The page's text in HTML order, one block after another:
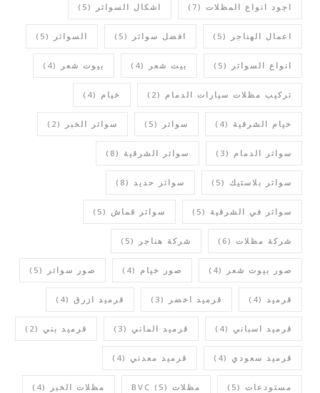
اجود انواع المظلات (7) اشكال السواتر (5)
اعمال الهناجر (5) افضل سواتر (5) السواتر (5)
انواع السواتر (5) بيت شعر (4) بيوت شعر (4)
تركيب مظلات سيارات الدمام (2) خيام (4)
خيام الشرقية (4) سواتر (5) سواتر الخبر (2)
سواتر الدمام (3) سواتر الشرقية (8)
سواتر بلاستيك (5) سواتر حديد (8)
سواتر في الشرقية (5) سواتر قماش (5)
شركة مظلات (6) شركة هناجر (5)
صور بيوت شعر (4) صور خيام (4) صور سواتر (5)
قرميد (4) قرميد اخضر (3) قرميد ازرق (4)
قرميد اسباني (4) قرميد الماني (3) قرميد بني (2)
قرميد سعودي (4) قرميد معدني (4)
مستودعات (5) مظلات BVC (5) مظلات الخبر (4)